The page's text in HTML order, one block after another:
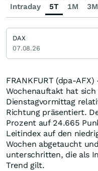
FRANKFURT (dpa-
Wochenauftakt hat
Dienstagvormittag
Richtung präsentiert.
Prozent auf 24.665
Leitindex auf den
Wochen abgetaucht
unterschritten, die als
Trend gilt.
Intraday 5T 1M 3M
DAX
07.08.26